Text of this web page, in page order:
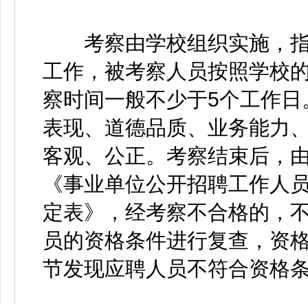
考察由学校组织实施，指
工作，被考察人员按照学校
察时间一般不少于5个工作
表现、道德品质、业务能力
客观、公正。考察结束后，
《事业单位公开招聘工作人
定表》，经考察不合格的，
员的资格条件进行复查，资
节发现应聘人员不符合资格